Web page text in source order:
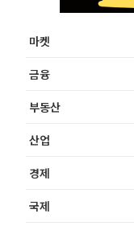
마켓
금융
부동산
산업
경제
국제